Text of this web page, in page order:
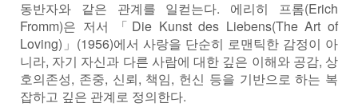
동반자와 같은 관계를 일컫는다. 에리히 프롬(Erich
Fromm)은 저서 「Die Kunst des Liebens(The Art of
Loving)」(1956)에서 사랑을 단순히 로맨틱한 감정이 아
니라, 자기 자신과 다른 사람에 대한 깊은 이해와 공감, 상
호의존성, 존중, 신뢰, 책임, 헌신 등을 기반으로 하는 복
잡하고 깊은 관계로 정의한다.